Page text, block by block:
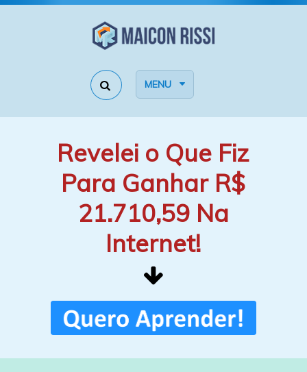
MENU
Revelei o Que Fiz
Para Ganhar R$
21.710,59 Na
Internet!